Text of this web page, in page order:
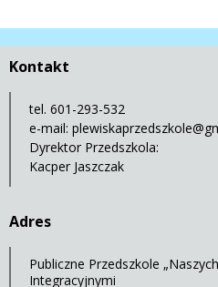
Kontakt
tel. 601-293-532
e-mail:
Dyrektor Przedszkola:
Kacper Jaszczak
Adres
Publiczne Przedszkole
Integracyjnymi